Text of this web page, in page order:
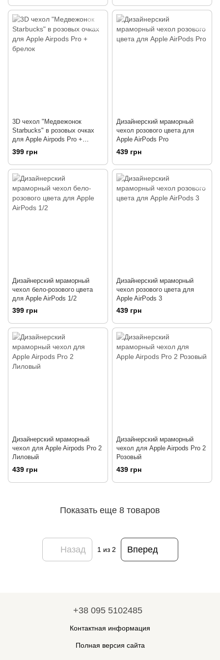
3D чехол "Медвежонок
Starbucks" в розовых очках
для Apple Airpods Pro +
брелок
399 грн
Дизайнерский мраморный
чехол розового цвета для
Apple AirPods Pro
439 грн
Дизайнерский мраморный
чехол бело-розового цвета
для Apple AirPods 1/2
399 грн
Дизайнерский мраморный
чехол розового цвета для
Apple AirPods 3
439 грн
Дизайнерский мраморный
чехол для Apple Airpods Pro 2
Лиловый
439 грн
Дизайнерский мраморный
чехол для Apple Airpods Pro 2
Розовый
439 грн
Показать еще 8 товаров
Назад 1 из 2 Вперед
+38 095 5102485
Контактная информация
Полная версия сайта